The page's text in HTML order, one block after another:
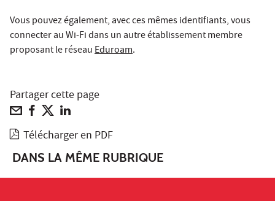
Vous pouvez également, avec ces mêmes identifiants, vous
connecter au Wi-Fi dans un autre établissement membre
proposant le réseauEduroam.
Partager cette page
Télécharger en PDF
DANS LA MÊME RUBRIQUE